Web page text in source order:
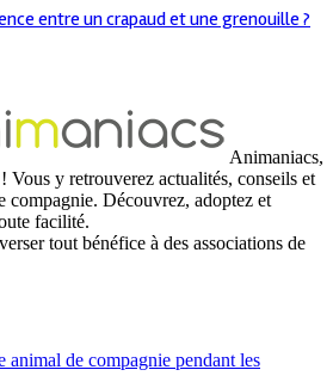
entre un crapaud et une grenouille ?
Animaniacs,
Vous y retrouverez actualités, conseils et
compagnie. Découvrez, adoptez et
facilité.
tout bénéfice à des associations de
animal de compagnie pendant les